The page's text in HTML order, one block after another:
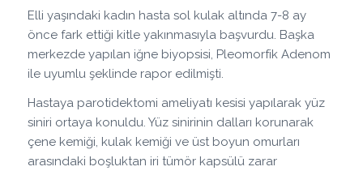
Elli yaşındaki kadın hasta sol kulak altında 7-8 ay
önce fark ettiği kitle yakınmasıyla başvurdu. Başka
merkezde yapılan iğne biyopsisi, Pleomorfik Adenom
ile uyumlu şeklinde rapor edilmişti.
Hastaya parotidektomi ameliyatı kesisi yapılarak yüz
siniri ortaya konuldu. Yüz sinirinin dalları korunarak
çene kemiği, kulak kemiği ve üst boyun omurları
arasındaki boşluktan iri tümör kapsülü zarar